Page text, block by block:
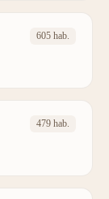
605 hab.
479 hab.